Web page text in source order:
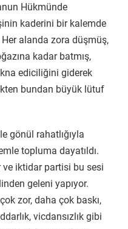
Hükmünde
kaderini bir kalemde
alanda zora düşmüş,
kadar batmış,
ediciliğini giderek
bundan büyük lütuf
gönül rahatlığıyla
topluma dayatıldı.
ve iktidar partisi bu sesi
geleni yapıyor.
zor, daha çok baskı,
vicdansızlık gibi